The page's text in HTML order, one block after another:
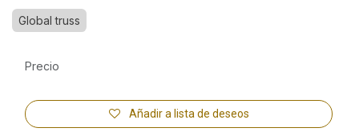
Global truss
Añadir a lista de deseos
Precio